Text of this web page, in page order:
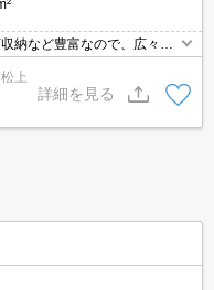
納など豊富なので、広々と
にはTVインターホンで訪問
があります。室内設備は浴
を備え付けています。駐車
。駐輪場付きのアパートで
上
詳細を見る